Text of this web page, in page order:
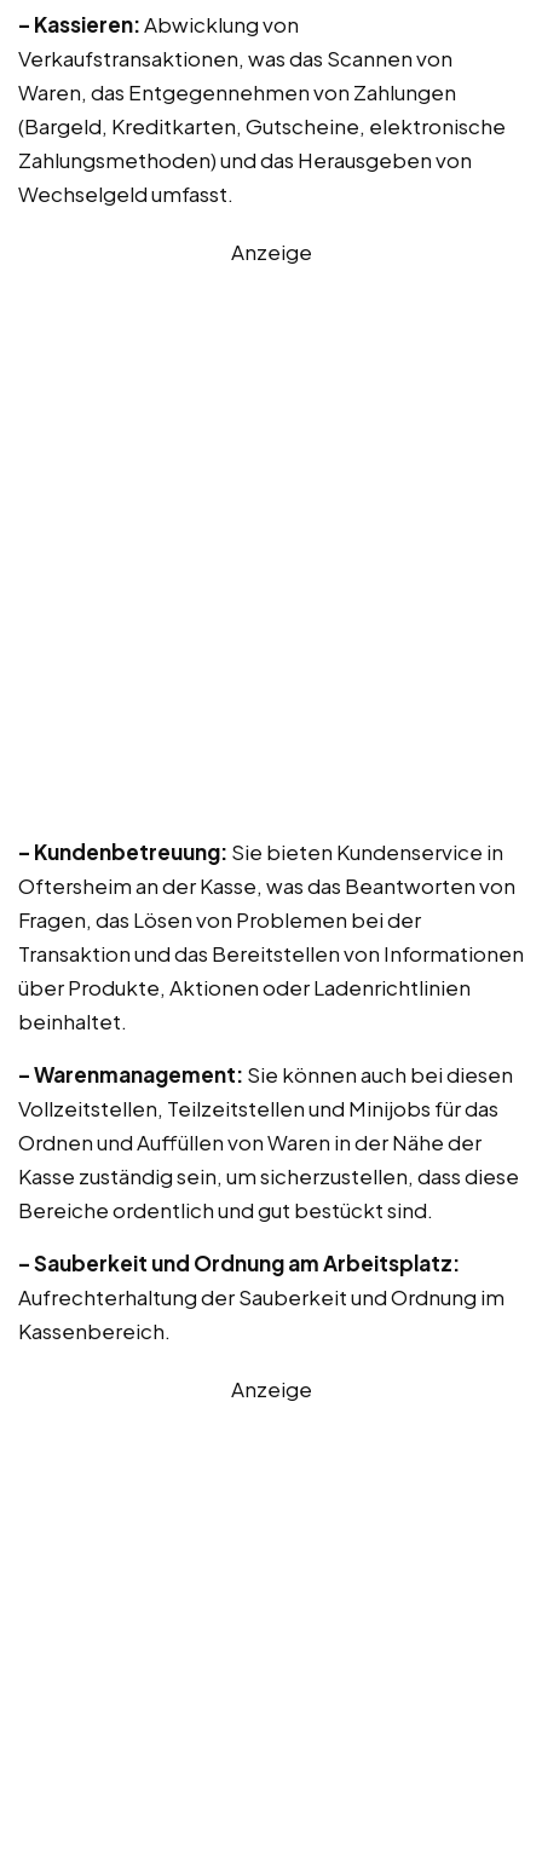
– Kassieren:Abwicklung von
Verkaufstransaktionen, was das Scannen von
Waren, das Entgegennehmen von Zahlungen
(Bargeld, Kreditkarten, Gutscheine, elektronische
Zahlungsmethoden) und das Herausgeben von
Wechselgeld umfasst.
Anzeige
– Kundenbetreuung: Sie bieten Kundenservice in
Oftersheim an der Kasse, was das Beantworten von
Fragen, das Lösen von Problemen bei der
Transaktion und das Bereitstellen von Informationen
über Produkte, Aktionen oder Ladenrichtlinien
beinhaltet.
– Warenmanagement: Sie können auch bei diesen
Vollzeitstellen, Teilzeitstellen und Minijobs für das
Ordnen und Auffüllen von Waren in der Nähe der
Kasse zuständig sein, um sicherzustellen, dass diese
Bereiche ordentlich und gut bestückt sind.
– Sauberkeit und Ordnung am Arbeitsplatz:
Aufrechterhaltung der Sauberkeit und Ordnung im
Kassenbereich.
Anzeige